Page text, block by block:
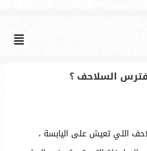
السلاحف ؟
التي تعيش على اليابسة ،